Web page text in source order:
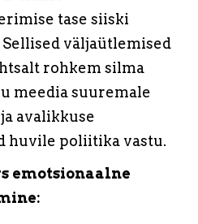
tase siiski
väljaütlemised
rohkem silma
meedia suuremale
avalikkuse
huvile poliitika vastu.
emotsionaalne